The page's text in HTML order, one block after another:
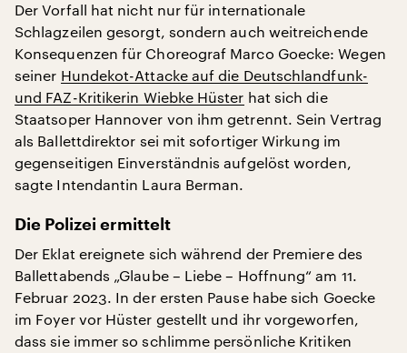
Der Vorfall hat nicht nur für internationale
Schlagzeilen gesorgt, sondern auch weitreichende
Konsequenzen für Choreograf Marco Goecke: Wegen
seiner Hundekot-Attacke auf die Deutschlandfunk-
und FAZ-Kritikerin Wiebke Hüster hat sich die
Staatsoper Hannover von ihm getrennt. Sein Vertrag
als Ballettdirektor sei mit sofortiger Wirkung im
gegenseitigen Einverständnis aufgelöst worden,
sagte Intendantin Laura Berman.
Die Polizei ermittelt
Der Eklat ereignete sich während der Premiere des
Ballettabends „Glaube – Liebe – Hoffnung“ am 11.
Februar 2023. In der ersten Pause habe sich Goecke
im Foyer vor Hüster gestellt und ihr vorgeworfen,
dass sie immer so schlimme persönliche Kritiken